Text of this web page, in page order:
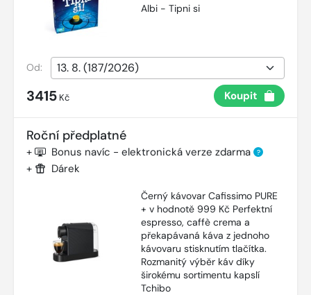
Albi - Tipni si
Od:
3415 Kč Koupit
Roční předplatné
+ Bonus navíc - elektronická verze zdarma ?
+ Dárek
Černý kávovar Cafissimo PURE
+ v hodnotě 999 Kč Perfektní
espresso, caffè crema a
překapávaná káva z jednoho
kávovaru stisknutím tlačítka.
Rozmanitý výběr káv díky
širokému sortimentu kapslí
Tchibo